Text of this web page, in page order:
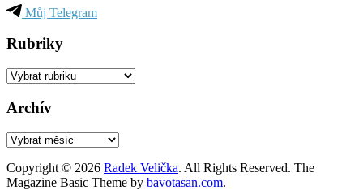
Můj Telegram
Rubriky
Rubriky
Archív
Archív
Copyright © 2026 Radek Velička. All Rights Reserved. The
Magazine Basic Theme by bavotasan.com.